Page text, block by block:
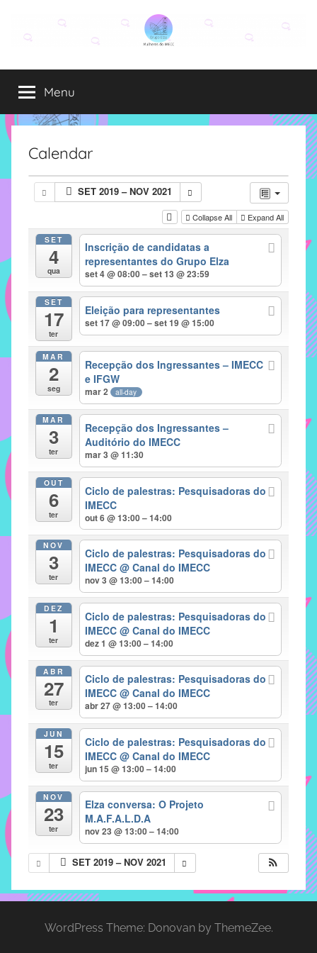
conteúdo
Grupo
Elza
Elza
é
formado
alunas,
funcionárias
IMECC
como
atribuição
implementar
mecanismos
proporcionem
fortalecimento
sociais
profissionais
alunos,
professores
pacificadoras
problemas
verificados
instituto,
para
prevenção
Menu
Calendar
SET 2019 – NOV 2021
Collapse All Expand All
SET
4
qua
Inscrição de candidatas a
representantes do Grupo Elza
set 4 @ 08:00 – set 13 @ 23:59
SET
17
ter
Eleição para representantes
set 17 @ 09:00 – set 19 @ 15:00
MAR
2
seg
Recepção dos Ingressantes – IMECC
e IFGW
mar 2 all-day
MAR
3
ter
Recepção dos Ingressantes –
Auditório do IMECC
mar 3 @ 11:30
OUT
6
ter
Ciclo de palestras: Pesquisadoras do
IMECC
out 6 @ 13:00 – 14:00
NOV
3
ter
Ciclo de palestras: Pesquisadoras do
IMECC@ Canal do IMECC
nov 3 @ 13:00 – 14:00
DEZ
1
ter
Ciclo de palestras: Pesquisadoras do
IMECC@ Canal do IMECC
dez 1 @ 13:00 – 14:00
ABR
27
ter
Ciclo de palestras: Pesquisadoras do
IMECC@ Canal do IMECC
abr 27 @ 13:00 – 14:00
JUN
15
ter
Ciclo de palestras: Pesquisadoras do
IMECC@ Canal do IMECC
jun 15 @ 13:00 – 14:00
NOV
23
ter
Elza conversa: O Projeto
M.A.F.A.L.D.A
nov 23 @ 13:00 – 14:00
SET 2019 – NOV 2021
WordPress Theme: Donovan by ThemeZee.